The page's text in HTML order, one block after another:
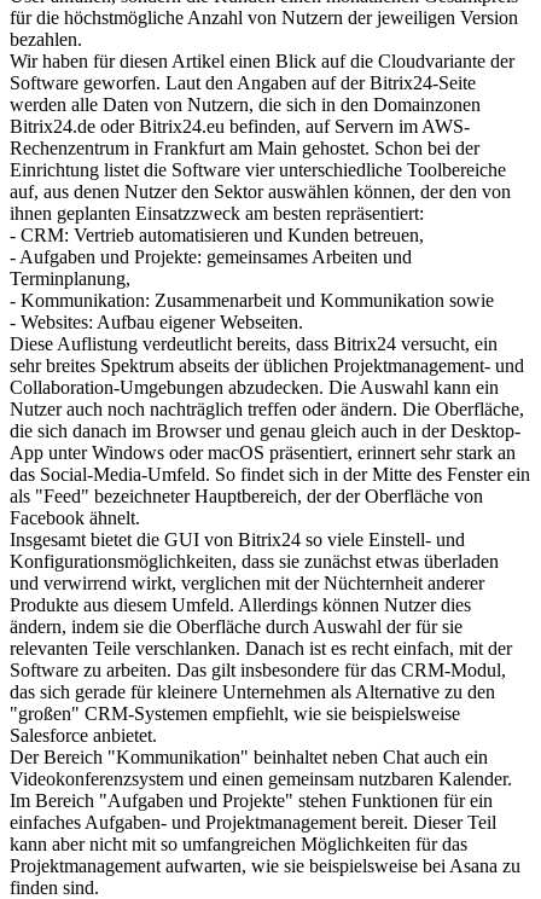
für die höchstmögliche Anzahl von Nutzern der jeweiligen Version
bezahlen.
Wir haben für diesen Artikel einen Blick auf die Cloudvariante der
Software geworfen. Laut den Angaben auf der Bitrix24-Seite
werden alle Daten von Nutzern, die sich in den Domainzonen
Bitrix24.de oder Bitrix24.eu befinden, auf Servern im AWS-
Rechenzentrum in Frankfurt am Main gehostet. Schon bei der
Einrichtung listet die Software vier unterschiedliche Toolbereiche
auf, aus denen Nutzer den Sektor auswählen können, der den von
ihnen geplanten Einsatzzweck am besten repräsentiert:
- CRM: Vertrieb automatisieren und Kunden betreuen,
- Aufgaben und Projekte: gemeinsames Arbeiten und
Terminplanung,
- Kommunikation: Zusammenarbeit und Kommunikation sowie
- Websites: Aufbau eigener Webseiten.
Diese Auflistung verdeutlicht bereits, dass Bitrix24 versucht, ein
sehr breites Spektrum abseits der üblichen Projektmanagement- und
Collaboration-Umgebungen abzudecken. Die Auswahl kann ein
Nutzer auch noch nachträglich treffen oder ändern. Die Oberfläche,
die sich danach im Browser und genau gleich auch in der Desktop-
App unter Windows oder mac­OS präsentiert, erinnert sehr stark an
das Social-Media-Umfeld. So findet sich in der Mitte des Fenster ein
als "Feed" bezeichneter Hauptbereich, der der Oberfläche von
Facebook ähnelt.
Insgesamt bietet die GUI von Bitrix24 so viele Einstell- und
Konfigurationsmöglichkeiten, dass sie zunächst etwas überladen
und verwirrend wirkt, verglichen mit der Nüchternheit anderer
Produkte aus diesem Umfeld. Allerdings können Nutzer dies
ändern, indem sie die Oberfläche durch Auswahl der für sie
relevanten Teile verschlanken. Danach ist es recht einfach, mit der
Software zu arbeiten. Das gilt insbesondere für das CRM-Modul,
das sich gerade für kleinere Unternehmen als Alternative zu den
"großen" CRM-Systemen empfiehlt, wie sie beispielsweise
Salesforce anbietet.
Der Bereich "Kommunikation" beinhaltet neben Chat auch ein
Videokonferenzsystem und einen gemeinsam nutzbaren Kalender.
Im Bereich "Aufgaben und Projekte" stehen Funktionen für ein
einfaches Aufgaben- und Projektmanagement bereit. Dieser Teil
kann aber nicht mit so umfangreichen Möglichkeiten für das
Projektmanagement aufwarten, wie sie beispielsweise bei Asana zu
finden sind.